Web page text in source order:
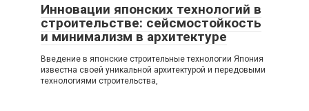
Инновации японских технологий в
строительстве: сейсмостойкость
и минимализм в архитектуре
Введение в японские строительные технологии Япония
известна своей уникальной архитектурой и передовыми
технологиями строительства,